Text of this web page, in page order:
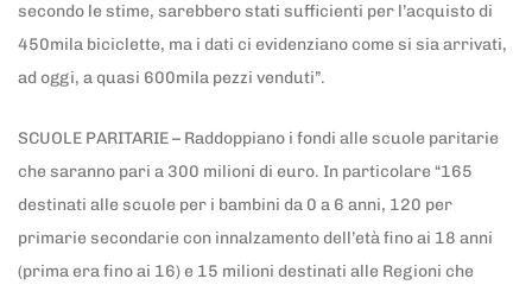
secondo le stime, sarebbero stati sufficienti per l’acquisto di
450mila biciclette, ma i dati ci evidenziano come si sia arrivati,
ad oggi, a quasi 600mila pezzi venduti”.
SCUOLE PARITARIE – Raddoppiano i fondi alle scuole paritarie
che saranno pari a 300 milioni di euro. In particolare “165
destinati alle scuole per i bambini da 0 a 6 anni, 120 per
primarie secondarie con innalzamento dell’età fino ai 18 anni
(prima era fino ai 16) e 15 milioni destinati alle Regioni che